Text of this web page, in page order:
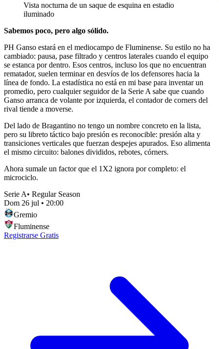
Vista nocturna de un saque de esquina en estadio
iluminado
Sabemos poco, pero algo sólido.
PH Ganso estará en el mediocampo de Fluminense. Su estilo no ha
cambiado: pausa, pase filtrado y centros laterales cuando el equipo
se estanca por dentro. Esos centros, incluso los que no encuentran
rematador, suelen terminar en desvíos de los defensores hacia la
línea de fondo. La estadística no está en mi base para inventar un
promedio, pero cualquier seguidor de la Serie A sabe que cuando
Ganso arranca de volante por izquierda, el contador de corners del
rival tiende a moverse.
Del lado de Bragantino no tengo un nombre concreto en la lista,
pero su libreto táctico bajo presión es reconocible: presión alta y
transiciones verticales que fuerzan despejes apurados. Eso alimenta
el mismo circuito: balones divididos, rebotes, córners.
Ahora sumale un factor que el 1X2 ignora por completo: el
microciclo.
Serie A• Regular Season
Dom 26 jul • 20:00
Gremio
Fluminense
Registrarse Gratis